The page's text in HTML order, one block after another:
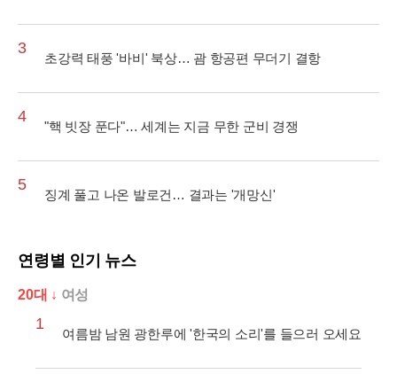
3
초강력 태풍 '바비' 북상… 괌 항공편 무더기 결항
4
"핵 빗장 푼다"… 세계는 지금 무한 군비 경쟁
5
징계 풀고 나온 발로건… 결과는 '개망신'
연령별 인기 뉴스
20대 ↓ 여성
1
여름밤 남원 광한루에 '한국의 소리'를 들으러 오세요